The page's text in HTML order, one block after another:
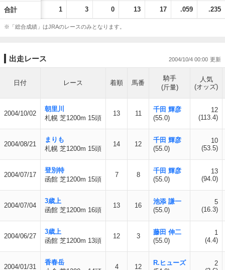
合計 1 3 0 13 17 .059 .235
※「総合成績」はJRAのレースのみとなります。
出走レース 2004/10/4 00:00
日付 レース 着順 馬番
騎手
(斤量)
人気
(オッズ)
2004/10/02
朝里川
札幌 芝1200m 15頭
13 11
千田 輝彦
(55.0)
12
(113.4)
2004/08/21
まりも
札幌 芝1200m 15頭
14 12
千田 輝彦
(55.0)
10
(53.5)
2004/07/17
登別特
函館 芝1200m 15頭
7 8
千田 輝彦
(55.0)
13
(94.0)
2004/07/04
3歳上
函館 芝1200m 16頭
13 16
池添 謙一
(55.0)
5
(16.3)
2004/06/27
3歳上
函館 芝1200m 13頭
12 3
藤田 伸二
(55.0)
1
(4.4)
2004/01/31
香春岳
4 12
R.ヒューズ
2